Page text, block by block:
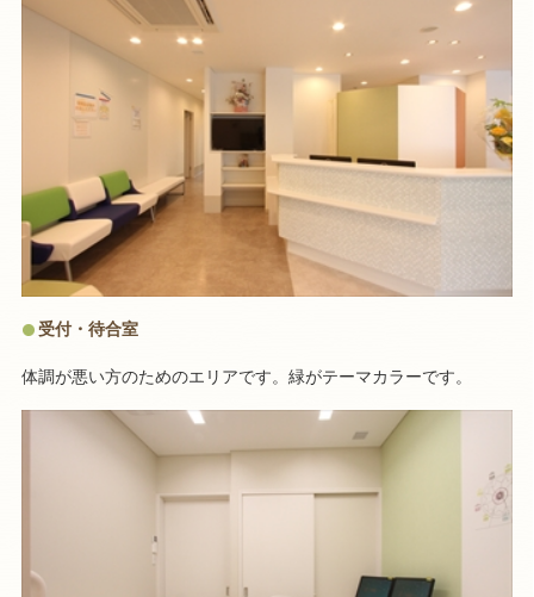
受付・待合室
体調が悪い方のためのエリアです。緑がテーマカラーです。